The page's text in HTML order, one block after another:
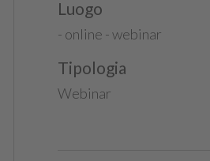
Luogo
- online - webinar
Tipologia
Webinar